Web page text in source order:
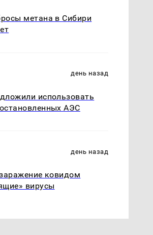
метана в Сибири
день назад
использовать
АЭС
день назад
ковидом
вирусы